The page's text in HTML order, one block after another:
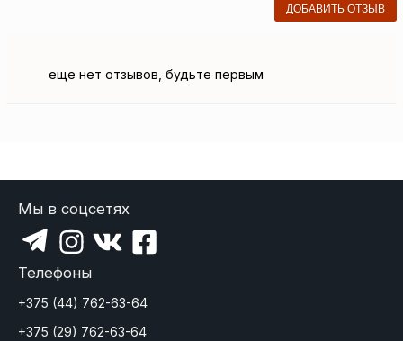
ДОБАВИТЬ ОТЗЫВ
еще нет отзывов, будьте первым
Мы в соцсетях
Телефоны
+375 (44) 762-63-64
+375 (29) 762-63-64